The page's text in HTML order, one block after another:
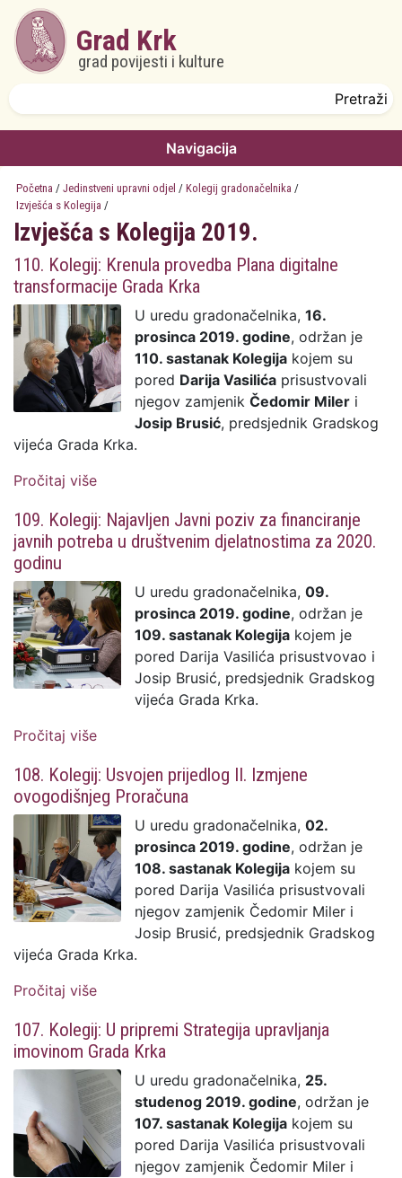
Skoči na glavni sadržaj
Grad Krk
grad povijesti i kulture
Navigacija
Početna / Jedinstveni upravni odjel / Kolegij gradonačelnika /
Izvješća s Kolegija /
Izvješća s Kolegija 2019.
110. Kolegij: Krenula provedba Plana digitalne
transformacije Grada Krka
U uredu gradonačelnika, 16.
prosinca 2019. godine, održan je
110. sastanak Kolegija kojem su
pored Darija Vasilića prisustvovali
njegov zamjenik Čedomir Miler i
Josip Brusić, predsjednik Gradskog
vijeća Grada Krka.
Pročitaj više
109. Kolegij: Najavljen Javni poziv za financiranje
javnih potreba u društvenim djelatnostima za 2020.
godinu
U uredu gradonačelnika, 09.
prosinca 2019. godine, održan je
109. sastanak Kolegija kojem je
pored Darija Vasilića prisustvovao i
Josip Brusić, predsjednik Gradskog
vijeća Grada Krka.
Pročitaj više
djelatnostima za 2020. godinu
108. Kolegij: Usvojen prijedlog II. Izmjene
ovogodišnjeg Proračuna
U uredu gradonačelnika, 02.
prosinca 2019. godine, održan je
108. sastanak Kolegija kojem su
pored Darija Vasilića prisustvovali
njegov zamjenik Čedomir Miler i
Josip Brusić, predsjednik Gradskog
vijeća Grada Krka.
Pročitaj više
107. Kolegij: U pripremi Strategija upravljanja
imovinom Grada Krka
U uredu gradonačelnika, 25.
studenog 2019. godine, održan je
107. sastanak Kolegija kojem su
pored Darija Vasilića prisustvovali
njegov zamjenik Čedomir Miler i